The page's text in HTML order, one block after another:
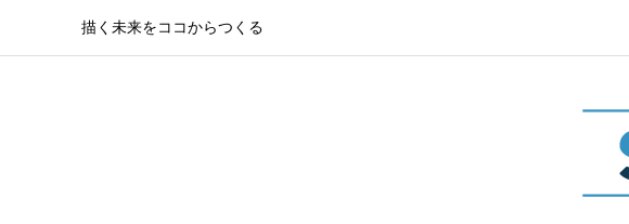
描く未来をココからつくる